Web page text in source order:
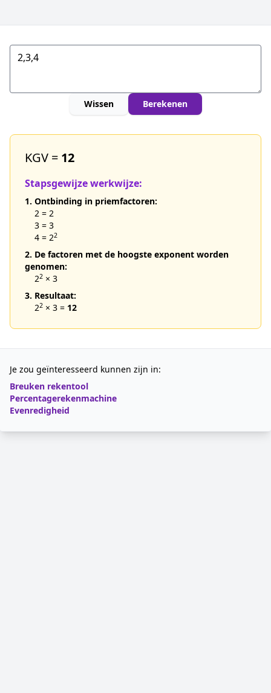
Wissen Berekenen
KGV = 12
Stapsgewijze werkwijze:
1. Ontbinding in priemfactoren:
2 = 2
3 = 3
4 = 22
2. De factoren met de hoogste exponent worden
genomen:
22 × 3
3. Resultaat:
22 × 3 = 12
Je zou geïnteresseerd kunnen zijn in:
Breuken rekentool
Percentagerekenmachine
Evenredigheid